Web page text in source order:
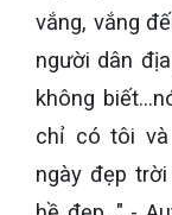
vắng, vắng
người dân
không
chỉ có tôi
ngày đẹp